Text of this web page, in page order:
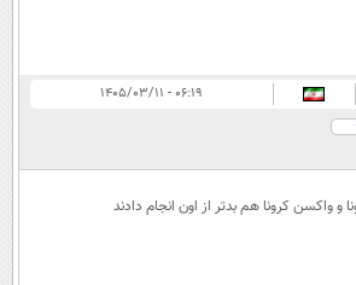
۰۶:۱۹ - ۱۴۰۵/۰۳/۱۱
واکسن کرونا هم بدتر از اون انجام دادند